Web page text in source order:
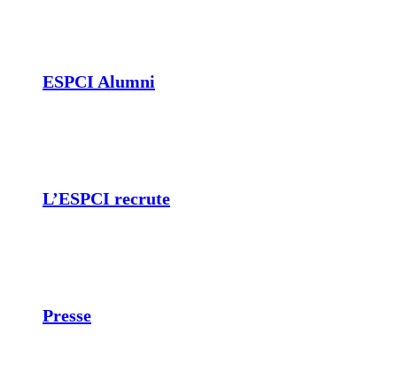
ESPCI Alumni
L’ESPCI recrute
Presse